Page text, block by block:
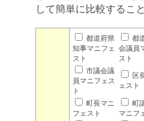
して簡単に比較するこ
都道府県
知事マニフェ
スト
都
会議員
スト
市議会議
員マニフェス
ト
区
ェスト
町長マニ
フェスト
町
マニフ